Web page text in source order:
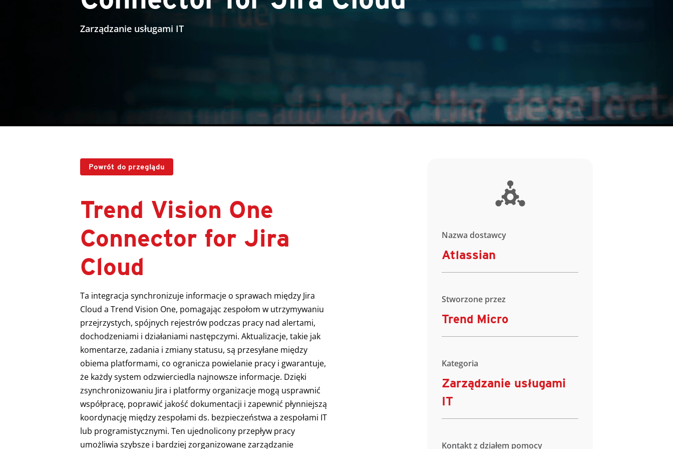
Zarządzanie usługami IT
Powrót do przeglądu
Trend Vision One
Connector for Jira
Cloud
Ta integracja synchronizuje informacje o sprawach między Jira
Cloud a Trend Vision One, pomagając zespołom w utrzymywaniu
przejrzystych, spójnych rejestrów podczas pracy nad alertami,
dochodzeniami i działaniami następczymi. Aktualizacje, takie jak
komentarze, zadania i zmiany statusu, są przesyłane między
obiema platformami, co ogranicza powielanie pracy i gwarantuje,
że każdy system odzwierciedla najnowsze informacje. Dzięki
zsynchronizowaniu Jira i platformy organizacje mogą usprawnić
współpracę, poprawić jakość dokumentacji i zapewnić płynniejszą
koordynację między zespołami ds. bezpieczeństwa a zespołami IT
lub programistycznymi. Ten ujednolicony przepływ pracy
umożliwia szybsze i bardziej zorganizowane zarządzanie
Nazwa dostawcy
Atlassian
Stworzone przez
Trend Micro
Kategoria
Zarządzanie usługami
IT
Kontakt z działem pomocy